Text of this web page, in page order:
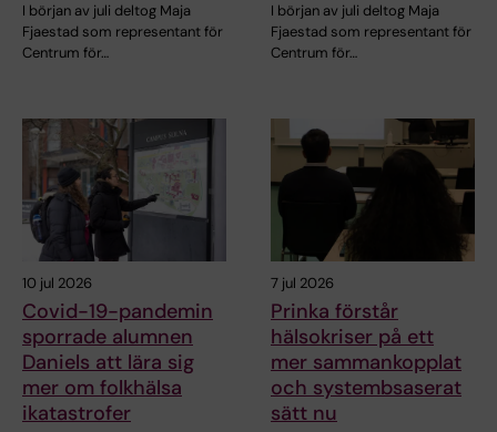
I början av juli deltog Maja
Fjaestad som representant för
Centrum för…
I början av juli deltog Maja
Fjaestad som representant för
Centrum för…
10 jul 2026
Covid-19-pandemin
sporrade alumnen
Daniels att lära sig
mer om folkhälsa
ikatastrofer
7 jul 2026
Prinka förstår
hälsokriser på ett
mer sammankopplat
och systembsaserat
sätt nu